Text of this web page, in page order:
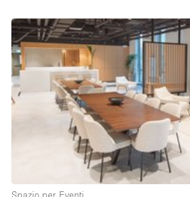
Dotazioni dello spazio
Accesso per disabili
Ampia Porta d'Ingresso
Animals Friendly
Aria condizionata
Arredamento